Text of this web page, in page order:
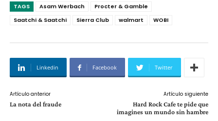
TAGS Asam Werbach
Procter & Gamble
Saatchi & Saatchi
Sierra Club walmart WOBI
Linkedin Facebook Twitter
Artículo anterior
La nota del fraude
Artículo siguiente
Hard Rock Cafe te pide que
imagines un mundo sin hambre